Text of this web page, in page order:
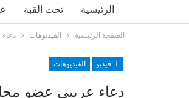
تحت القبة الرئيسية
الصفحة الرئيسية الفيديوهات
فيديو الفيديوهات
دعاء عريبي عضو